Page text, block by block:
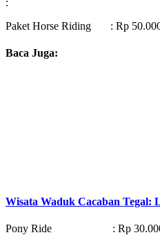
:
Paket Horse Riding : Rp
Baca Juga:
Wisata Waduk Cacaban Tegal:
Pony Ride : Rp